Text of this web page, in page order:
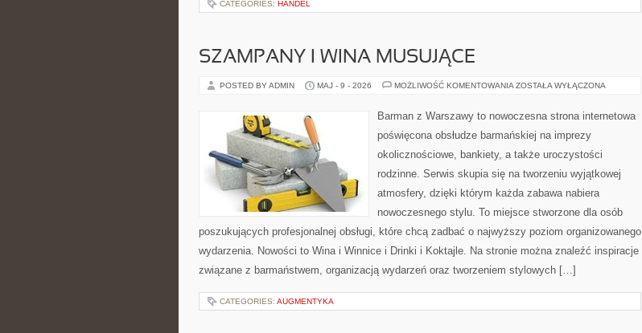
CATEGORIES: HANDEL
SZAMPANY I WINA MUSUJĄCE
POSTED BY ADMIN MAJ - 9 - 2026 MOŻLIWOŚĆ KOMENTOWANIA SZAMPANY
MUSUJĄCE
ZOSTAŁA WYŁĄCZONA
Barman z Warszawy to nowoczesna strona internetowa
poświęcona obsłudze barmańskiej na imprezy
okolicznościowe, bankiety, a także uroczystości
rodzinne. Serwis skupia się na tworzeniu wyjątkowej
atmosfery, dzięki którym każda zabawa nabiera
nowoczesnego stylu. To miejsce stworzone dla osób
poszukujących profesjonalnej obsługi, które chcą zadbać o najwyższy poziom organizowanego
wydarzenia. Nowości to Wina i Winnice i Drinki i Koktajle. Na stronie można znaleźć inspiracje
związane z barmaństwem, organizacją wydarzeń oraz tworzeniem stylowych […]
CATEGORIES: AUGMENTYKA